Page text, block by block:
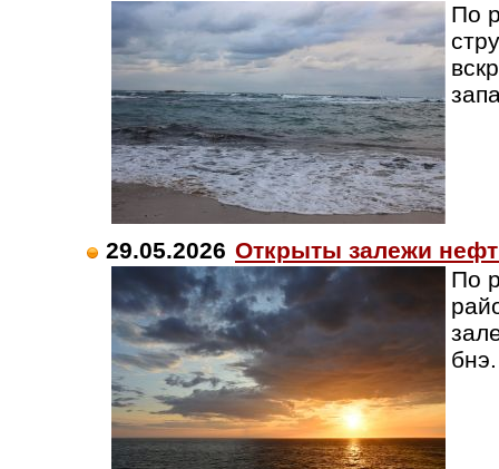
По
29.05.2026 Открыты залежи
По